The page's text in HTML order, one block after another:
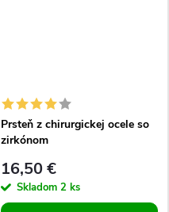
Prsteň z chirurgickej ocele so
zirkónom
16,50 €
Skladom 2 ks